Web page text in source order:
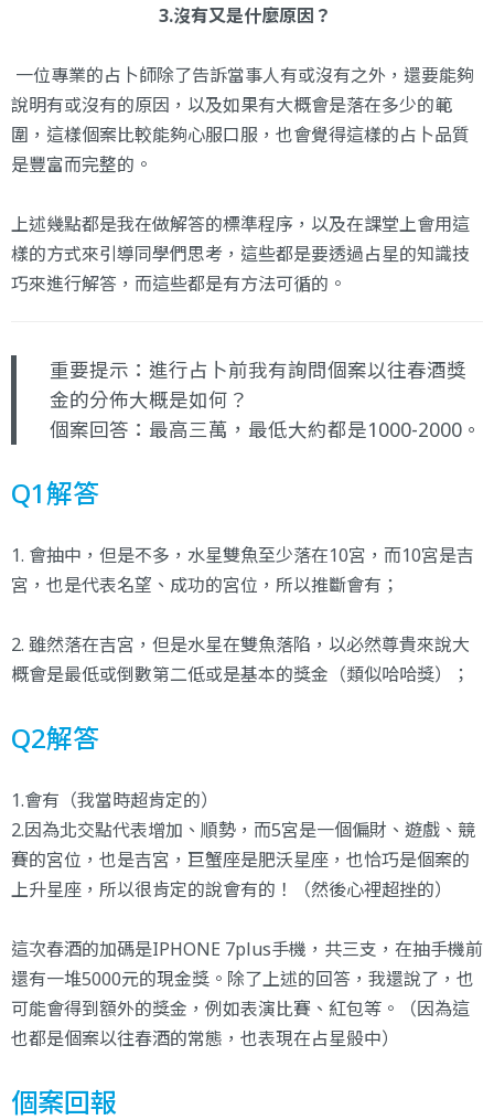
3.沒有又是什麼原因？
一位專業的占卜師除了告訴當事人有或沒有之外，還要能夠
說明有或沒有的原因，以及如果有大概會是落在多少的範
圍，這樣個案比較能夠心服口服，也會覺得這樣的占卜品質
是豐富而完整的。
上述幾點都是我在做解答的標準程序，以及在課堂上會用這
樣的方式來引導同學們思考，這些都是要透過占星的知識技
巧來進行解答，而這些都是有方法可循的。
重要提示：進行占卜前我有詢問個案以往春酒獎
金的分佈大概是如何？
個案回答：最高三萬，最低大約都是1000-2000。
Q1解答
1. 會抽中，但是不多，水星雙魚至少落在10宮，而10宮是吉
宮，也是代表名望、成功的宮位，所以推斷會有；
2. 雖然落在吉宮，但是水星在雙魚落陷，以必然尊貴來說大
概會是最低或倒數第二低或是基本的獎金（類似哈哈獎）；
Q2解答
1.會有（我當時超肯定的）
2.因為北交點代表增加、順勢，而5宮是一個偏財、遊戲、競
賽的宮位，也是吉宮，巨蟹座是肥沃星座，也恰巧是個案的
上升星座，所以很肯定的說會有的！（然後心裡超挫的）
這次春酒的加碼是IPHONE 7plus手機，共三支，在抽手機前
還有一堆5000元的現金獎。除了上述的回答，我還說了，也
可能會得到額外的獎金，例如表演比賽、紅包等。（因為這
也都是個案以往春酒的常態，也表現在占星骰中）
個案回報